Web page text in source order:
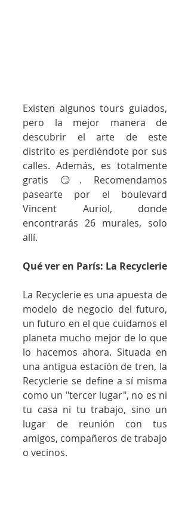
Existen algunos tours guiados,
pero la mejor manera de
descubrir el arte de este
distrito es perdiéndote por sus
calles. Además, es totalmente
gratis 😏. Recomendamos
pasearte por el boulevard
Vincent Auriol, donde
encontrarás 26 murales, solo
allí.
Qué ver en París: La Recyclerie
La Recyclerie es una apuesta de
modelo de negocio del futuro,
un futuro en el que cuidamos el
planeta mucho mejor de lo que
lo hacemos ahora. Situada en
una antigua estación de tren, la
Recyclerie se define a sí misma
como un "tercer lugar", no es ni
tu casa ni tu trabajo, sino un
lugar de reunión con tus
amigos, compañeros de trabajo
o vecinos.